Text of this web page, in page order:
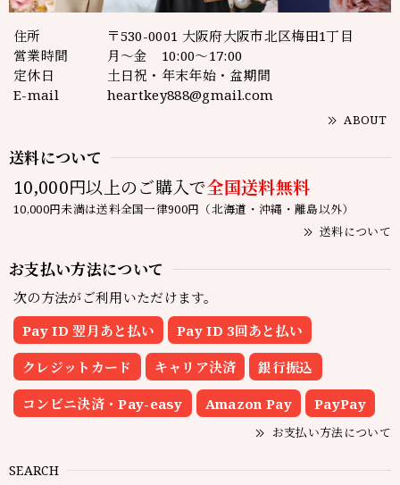
住所
〒530-0001 大阪府大阪市北区梅田1丁目
営業時間
月～金 10:00～17:00
定休日
土日祝・年末年始・盆期間
E-mail
heartkey888@gmail.com
ABOUT
送料について
10,000円以上のご購入で全国送料無料
10,000円未満は送料全国一律900円（北海道・沖縄・離島以外）
送料について
お支払い方法について
次の方法がご利用いただけます。
Pay ID 翌月あと払い
Pay ID 3回あと払い
クレジットカード キャリア決済 銀行振込
コンビニ決済・Pay-easy Amazon Pay PayPay
お支払い方法について
SEARCH